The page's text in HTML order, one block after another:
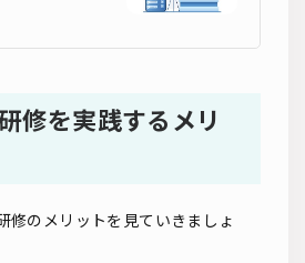
修を実践するメリ
修のメリットを見ていきましょ